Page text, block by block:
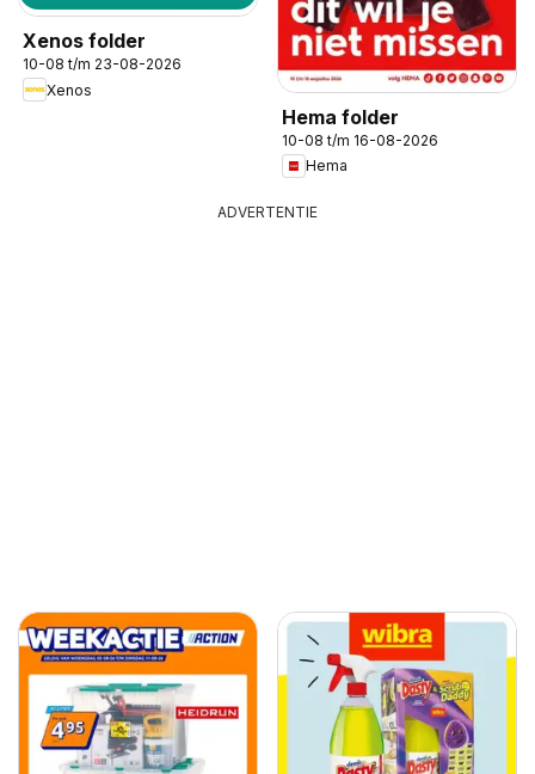
Xenos folder
10-08 t/m 23-08-2026
Xenos
Hema folder
10-08 t/m 16-08-2026
Hema
ADVERTENTIE